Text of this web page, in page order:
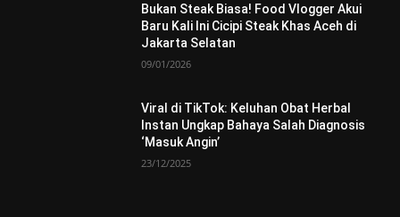
Bukan Steak Biasa! Food Vlogger Akui
Baru Kali Ini Cicipi Steak Khas Aceh di
Jakarta Selatan
09/01/2026
Viral di TikTok: Keluhan Obat Herbal
Instan Ungkap Bahaya Salah Diagnosis
‘Masuk Angin’
23/12/2025